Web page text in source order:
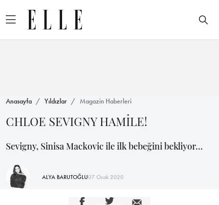
Anasayfa Yıldızlar Magazin Haberleri
CHLOE SEVIGNY HAMİLE!
Sevigny, Sinisa Mackovic ile ilk bebeğini bekliyor…
ALYA BARUTOĞLU07 Ocak 2020